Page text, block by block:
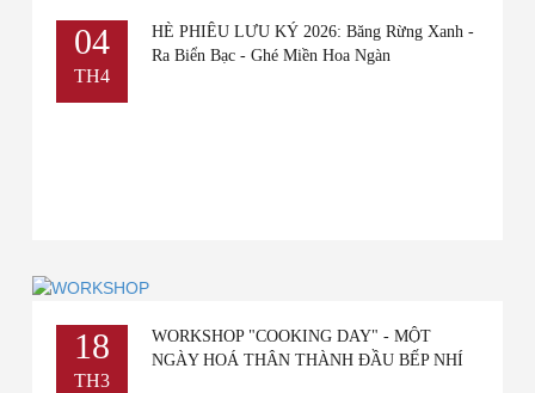
04
TH4
HÈ PHIÊU LƯU KÝ 2026: Băng Rừng Xanh -
Ra Biển Bạc - Ghé Miền Hoa Ngàn
18
TH3
WORKSHOP "COOKING DAY" - MỘT
NGÀY HOÁ THÂN THÀNH ĐẦU BẾP NHÍ